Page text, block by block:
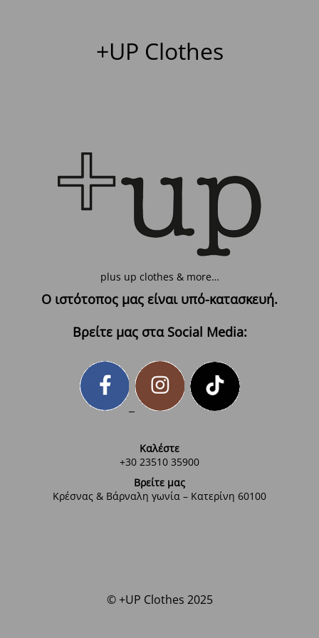
+UP Clothes
plus up clothes & more…
Ο ιστότοπος μας είναι υπό-κατασκευή.
Βρείτε μας στα Social Media:
Καλέστε
+30 23510 35900
Βρείτε μας
Κρέσνας & Βάρναλη γωνία – Κατερίνη 60100
© +UP Clothes 2025